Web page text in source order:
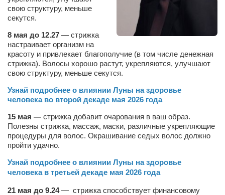
свою структуру, меньше
секутся.
8 мая до 12.27 — стрижка
настраивает организм на
красоту и привлекает благополучие (в том числе денежная
стрижка). Волосы хорошо растут, укрепляются, улучшают
свою структуру, меньше секутся.
Узнай подробнее о влиянии Луны на здоровье
человека во второй декаде мая 2026 года
15 мая — стрижка добавит очарования в ваш образ.
Полезны стрижка, массаж, маски, различные укрепляющие
процедуры для волос. Окрашивание седых волос должно
пройти удачно.
Узнай подробнее о влиянии Луны на здоровье
человека в третьей декаде мая 2026 года
21 мая до 9.24— стрижка способствует финансовому